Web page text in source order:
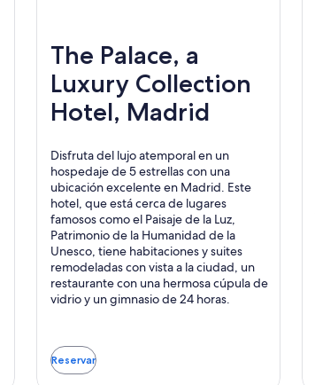
The Palace, a
Luxury Collection
Hotel, Madrid
Disfruta del lujo atemporal en un
hospedaje de 5 estrellas con una
ubicación excelente en Madrid. Este
hotel, que está cerca de lugares
famosos como el Paisaje de la Luz,
Patrimonio de la Humanidad de la
Unesco, tiene habitaciones y suites
remodeladas con vista a la ciudad, un
restaurante con una hermosa cúpula de
vidrio y un gimnasio de 24 horas.
Reservar
Se